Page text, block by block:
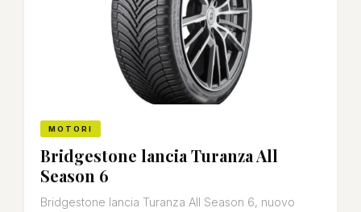
MOTORI
Bridgestone lancia Turanza All
Season 6
Bridgestone lancia Turanza All Season 6, nuovo